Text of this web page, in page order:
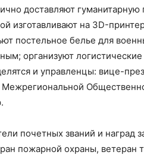
доставляют
изготавливают на 3D-
постельное белье для
организуют
и управленцы: вице-
почетных званий и наград
пожарной охраны, ветеран